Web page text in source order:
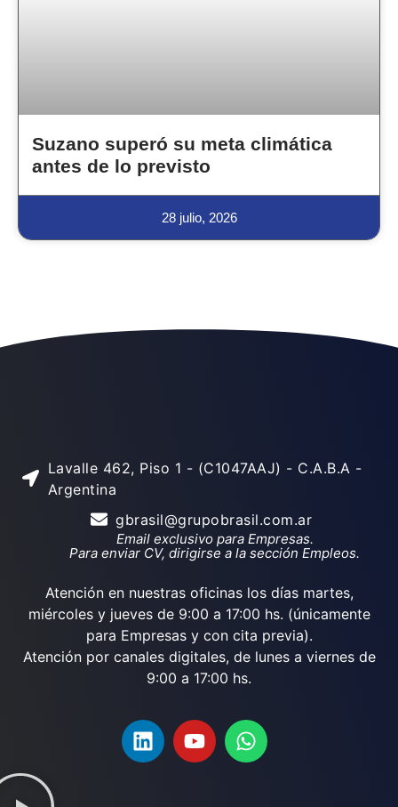
Suzano superó su meta climática
antes de lo previsto
28 julio, 2026
Lavalle 462, Piso 1 - (C1047AAJ) - C.A.B.A -
Argentina
gbrasil@grupobrasil.com.ar
Email exclusivo para Empresas.
Para enviar CV, dirigirse a la sección Empleos.
Atención en nuestras oficinas los días martes,
miércoles y jueves de 9:00 a 17:00 hs. (únicamente
para Empresas y con cita previa).
Atención por canales digitales, de lunes a viernes de
9:00 a 17:00 hs.